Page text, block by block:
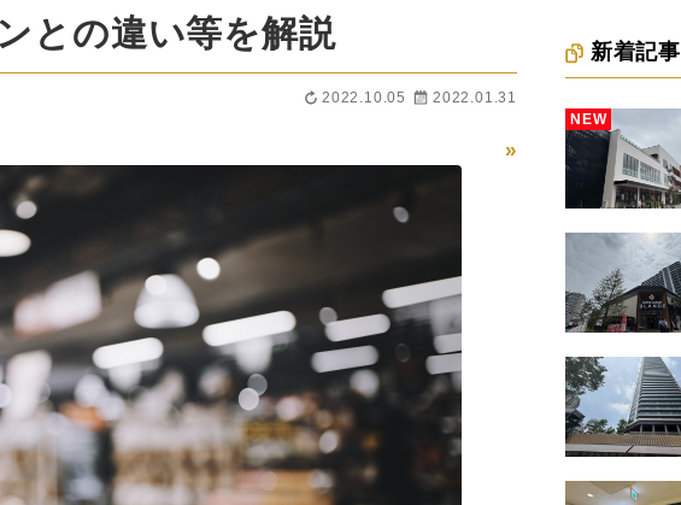
との違い等を解説
2022.10.05 2022.01.31
»
新着記事
NEW